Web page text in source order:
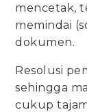
mencetak,
memindai
dokumen.
Resolusi
sehingga
cukup